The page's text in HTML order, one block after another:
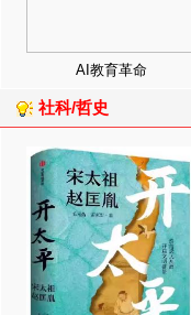
AI教育革命
社科/哲史